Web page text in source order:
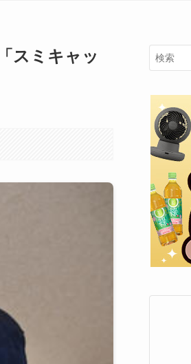
スミキャッ